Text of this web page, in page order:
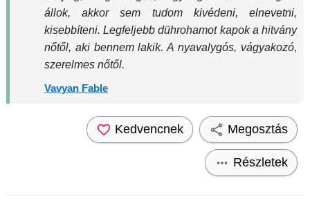
állok, akkor sem tudom kivédeni, elnevetni,
kisebbíteni. Legfeljebb dührohamot kapok a hitvány
nőtől, aki bennem lakik. A nyavalygós, vágyakozó,
szerelmes nőtől.
Vavyan Fable
Kedvencnek Megosztás
Részletek